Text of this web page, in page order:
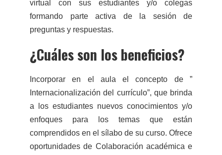
virtual con sus estudiantes y/o colegas
formando parte activa de la sesión de
preguntas y respuestas.
¿Cuáles son los beneficios?
Incorporar en el aula el concepto de ”
Internacionalización del currículo”, que brinda
a los estudiantes nuevos conocimientos y/o
enfoques para los temas que están
comprendidos en el sílabo de su curso. Ofrece
oportunidades de Colaboración académica e